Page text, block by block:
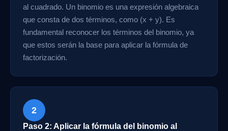
al cuadrado. Un binomio es una expresión algebraica
que consta de dos términos, como (x + y). Es
fundamental reconocer los términos del binomio, ya
que estos serán la base para aplicar la fórmula de
factorización.
2
Paso 2: Aplicar la fórmula del binomio al